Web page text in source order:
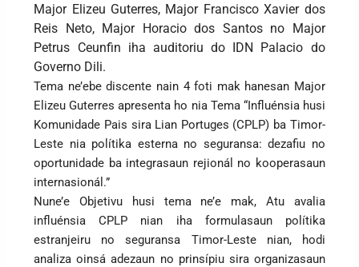
Major Elizeu Guterres, Major Francisco Xavier dos
Reis Neto, Major Horacio dos Santos no Major
Petrus Ceunfin iha auditoriu do IDN Palacio do
Governo Dili.
Tema ne’ebe discente nain 4 foti mak hanesan Major
Elizeu Guterres apresenta ho nia Tema “Influénsia husi
Komunidade Pais sira Lian Portuges (CPLP) ba Timor-
Leste nia polítika esterna no seguransa: dezafiu no
oportunidade ba integrasaun rejionál no kooperasaun
internasionál.”
Nune’e Objetivu husi tema ne’e mak, Atu avalia
influénsia CPLP nian iha formulasaun polítika
estranjeiru no seguransa Timor-Leste nian, hodi
analiza oinsá adezaun no prinsípiu sira organizasaun